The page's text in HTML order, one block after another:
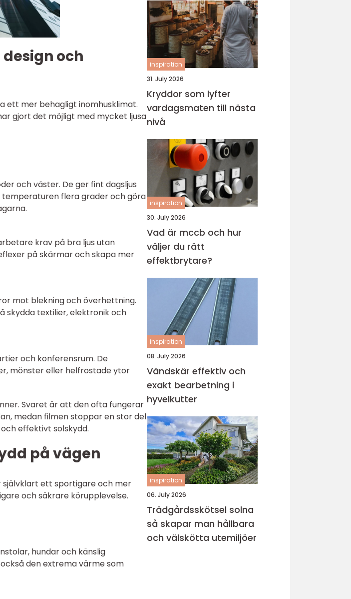
och
ett mer behagligt inomhusklimat.
gjort det möjligt med mycket ljusa
och väster. De ger fint dagsljus
temperaturen flera grader och göra
krav på bra ljus utan
på skärmar och skapa mer
mot blekning och överhettning.
skydda textilier, elektronik och
och konferensrum. De
mönster eller helfrostade ytor
Svaret är att den ofta fungerar
medan filmen stoppar en stor del
effektivt solskydd.
på vägen
självklart ett sportigare och mer
och säkrare körupplevelse.
hundar och känslig
den extrema värme som
inspiration
31. July 2026
Kryddor som lyfter
vardagsmaten till nästa
nivå
inspiration
30. July 2026
Vad är mccb och hur
väljer du rätt
effektbrytare?
inspiration
08. July 2026
Vändskär effektiv och
exakt bearbetning i
hyvelkutter
inspiration
06. July 2026
Trädgårdsskötsel solna
så skapar man hållbara
och välskötta utemiljöer